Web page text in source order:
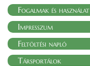
Fogalmak és használat
Impresszum
Feltöltési napló
Társportálok